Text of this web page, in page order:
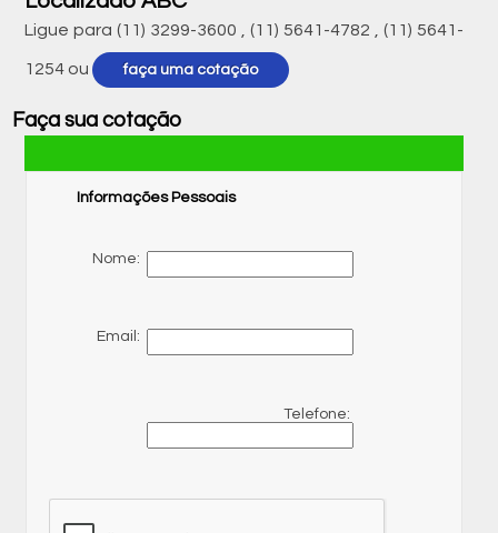
Ligue para (11) 3299-3600 ,(11) 5641-4782 ,(11) 5641-
1254 ou faça uma cotação
Faça sua cotação
Informações Pessoais
Nome:
Email:
Telefone: